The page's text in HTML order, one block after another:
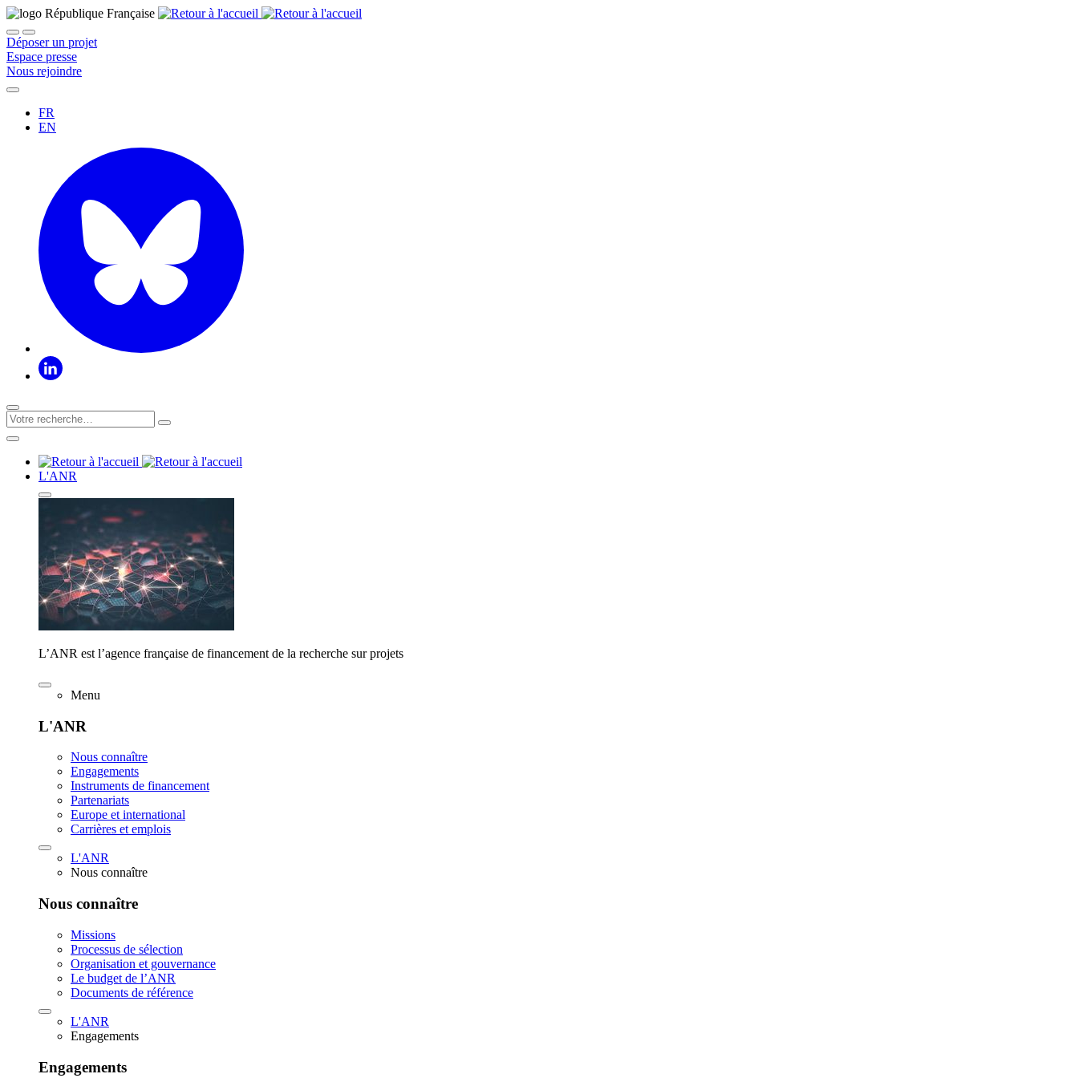
Déposer un projet
Espace presse
Nous rejoindre
FR
EN
L'ANR
L’ANR est l’agence française de financement de la recherche sur projets
Menu
L'ANR
Nous connaître
Engagements
Instruments de financement
Partenariats
Europe et international
Carrières et emplois
L'ANR
Nous connaître
Nous connaître
Missions
Processus de sélection
Organisation et gouvernance
Le budget de l’ANR
Documents de référence
L'ANR
Engagements
Engagements